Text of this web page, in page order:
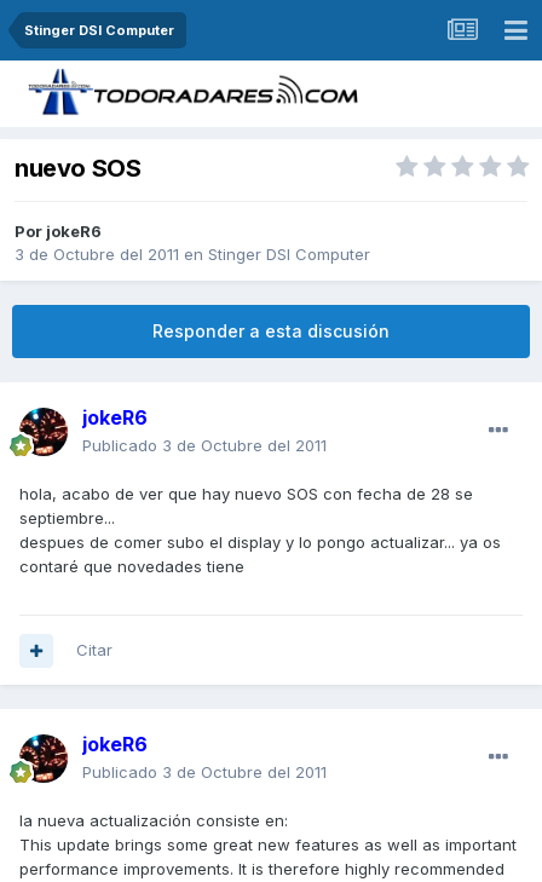
Stinger DSI Computer
nuevo SOS
Por jokeR6
3 de Octubre del 2011 en Stinger DSI Computer
Responder a esta discusión
jokeR6
Publicado 3 de Octubre del 2011
hola, acabo de ver que hay nuevo SOS con fecha de 28 se
septiembre...
despues de comer subo el display y lo pongo actualizar... ya os
contaré que novedades tiene
Citar
jokeR6
Publicado 3 de Octubre del 2011
la nueva actualización consiste en:
This update brings some great new features as well as important
performance improvements. It is therefore highly recommended